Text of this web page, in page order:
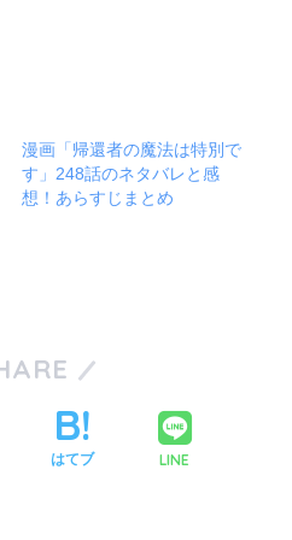
漫画「帰還者の魔法は特別で
す」248話のネタバレと感
想！あらすじまとめ
はてブ LINE